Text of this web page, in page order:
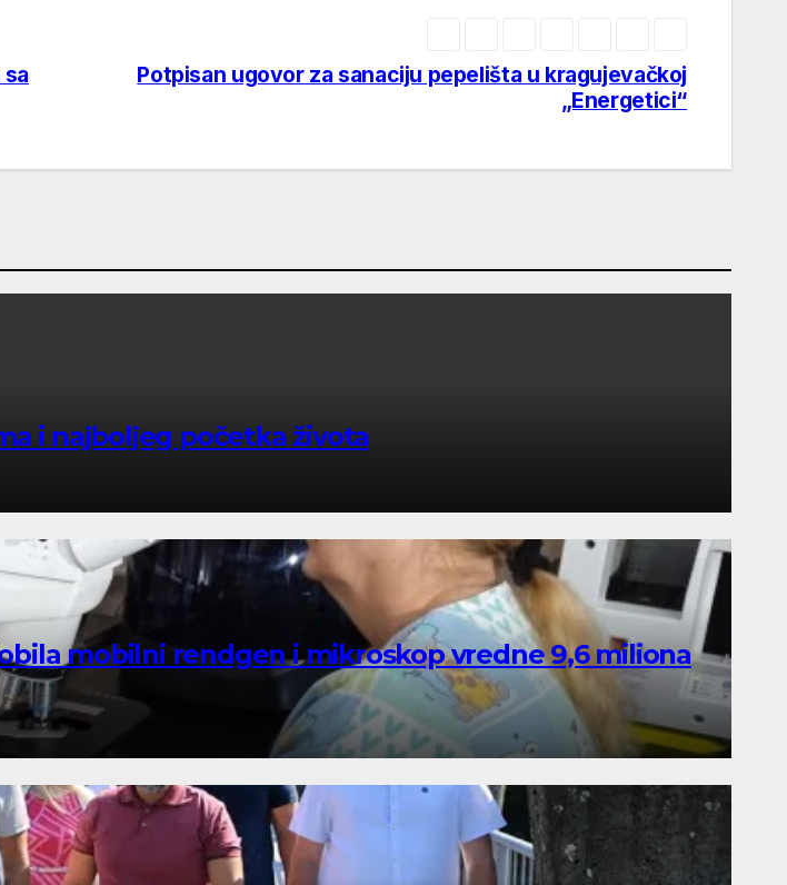
Potpisan ugovor za sanaciju pepelišta u kragujevačkoj
„Energetici“
i najboljeg početka života
mobilni rendgen i mikroskop vredne 9,6 miliona